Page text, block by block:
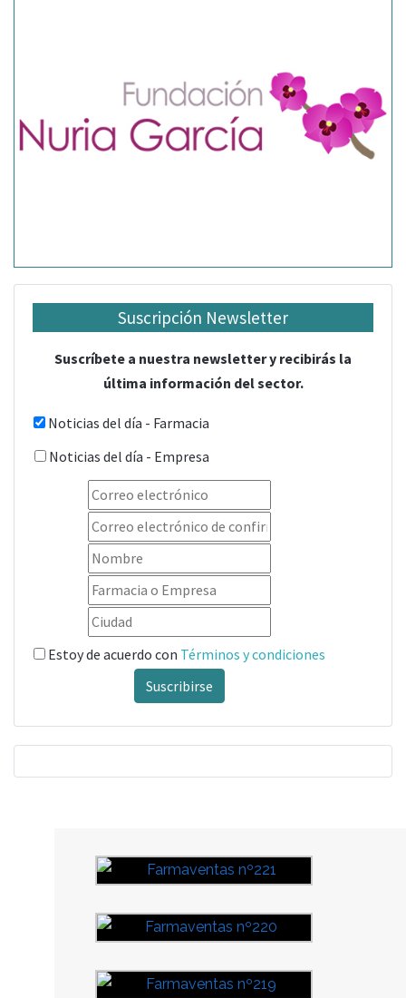
Suscripción Newsletter
Suscríbete a nuestra newsletter y recibirás la
última información del sector.
Noticias del día - Farmacia
Noticias del día - Empresa
Estoy de acuerdo con Términos y condiciones
Suscribirse